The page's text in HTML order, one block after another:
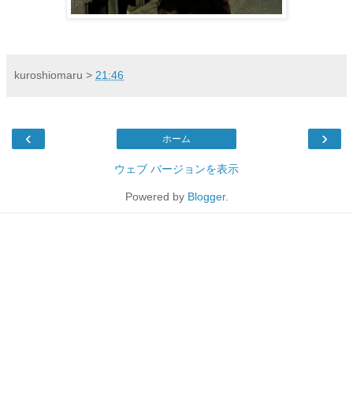
kuroshiomaru > 21:46
‹ ›
ホーム
ウェブ バージョンを表示
Powered by Blogger.